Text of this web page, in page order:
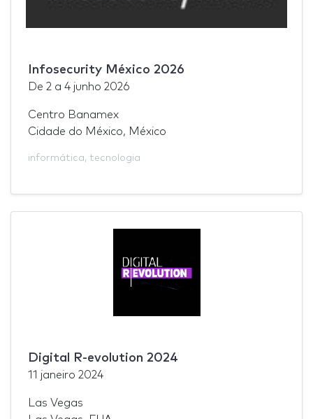
Infosecurity México 2026
De 2 a 4 junho 2026
Centro Banamex
Cidade do México, México
informática, tecnologia
Digital R-evolution 2024
11 janeiro 2024
Las Vegas